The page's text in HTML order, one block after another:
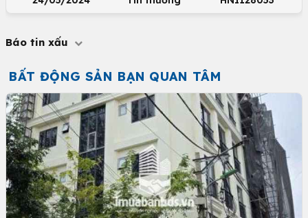
Báo tin xấu
BẤT ĐỘNG SẢN BẠN QUAN TÂM